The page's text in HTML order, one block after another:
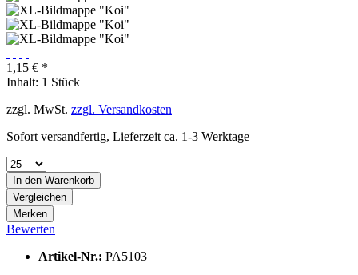
1,15 € *
Inhalt: 1 Stück
zzgl. MwSt. zzgl. Versandkosten
Sofort versandfertig, Lieferzeit ca. 1-3 Werktage
In den Warenkorb
Vergleichen
Merken
Bewerten
Artikel-Nr.: PA5103